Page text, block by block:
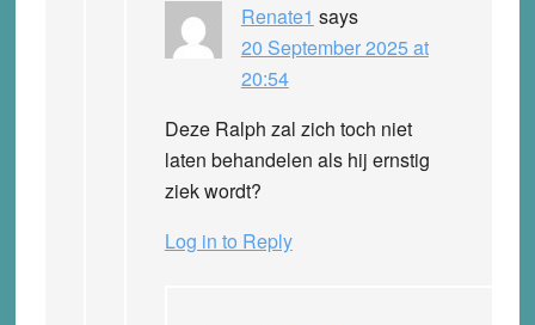
Renate1 says
20 September 2025 at
20:54
Deze Ralph zal zich toch niet
laten behandelen als hij ernstig
ziek wordt?
Log in to Reply